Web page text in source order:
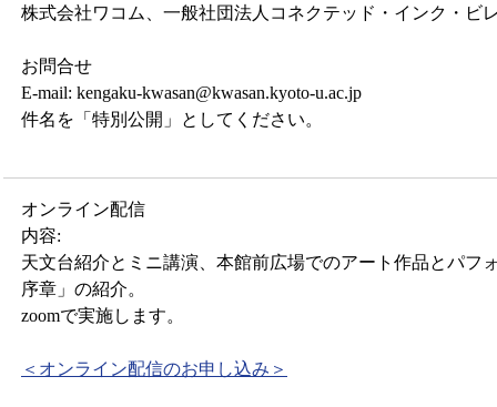
株式会社ワコム、一般社団法人コネクテッド・インク・ビ
お問合せ
E-mail: kengaku-kwasan@kwasan.kyoto-u.ac.jp
件名を「特別公開」としてください。
オンライン配信
内容:
天文台紹介とミニ講演、本館前広場でのアート作品とパフ
序章」の紹介。
zoomで実施します。
＜オンライン配信のお申し込み＞